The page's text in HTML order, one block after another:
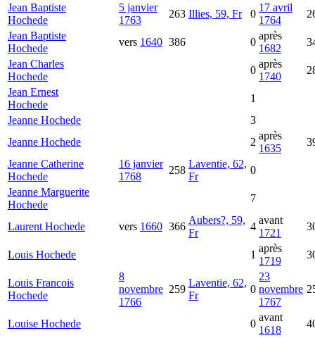
Jean Baptiste
Hochede
5 janvier
1763
263 Illies, 59, Fr 0
17 avril
1764
Jean Baptiste
Hochede
vers 1640 386 0
après
1682
Jean Charles
Hochede
0
après
1740
Jean Ernest
Hochede
1
Jeanne Hochede
3
Jeanne Hochede 2
après
1635
Jeanne Catherine
Hochede
16 janvier
1768
258
Laventie, 62,
Fr
0
Jeanne Marguerite
Hochede
7
Laurent Hochede vers 1660 366
Aubers?, 59,
Fr
4
avant
1721
Louis Hochede 1
après
1719
Louis Francois
Hochede
8
novembre
1766
259
Laventie, 62,
Fr
0
23
novembre
1767
Louise Hochede 0
avant
1618